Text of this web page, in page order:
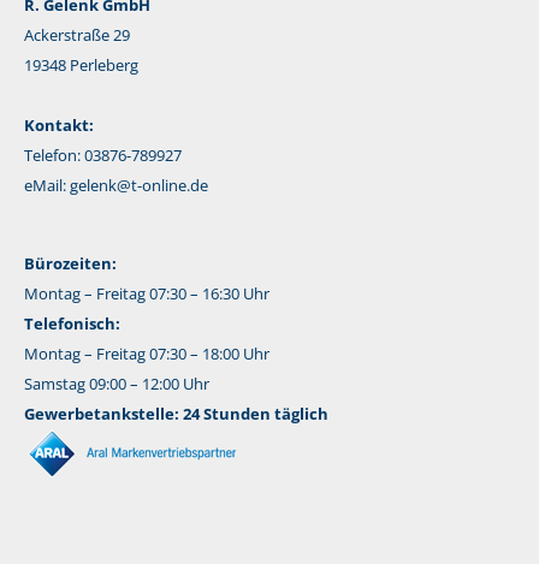
R. Gelenk GmbH
Ackerstraße 29
19348 Perleberg
Kontakt:
Telefon: 03876-789927
eMail:gelenk@t-online.de
Bürozeiten:
Montag – Freitag 07:30 – 16:30 Uhr
Telefonisch:
Montag – Freitag 07:30 – 18:00 Uhr
Samstag 09:00 – 12:00 Uhr
Gewerbetankstelle: 24 Stunden täglich